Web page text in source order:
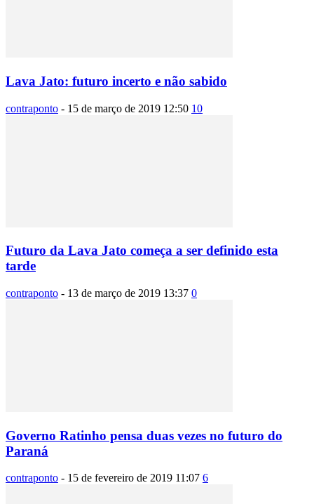
Lava Jato: futuro incerto e não sabido
contraponto - 15 de março de 2019 12:50 10
Futuro da Lava Jato começa a ser definido esta
tarde
contraponto - 13 de março de 2019 13:37 0
Governo Ratinho pensa duas vezes no futuro do
Paraná
contraponto - 15 de fevereiro de 2019 11:07 6